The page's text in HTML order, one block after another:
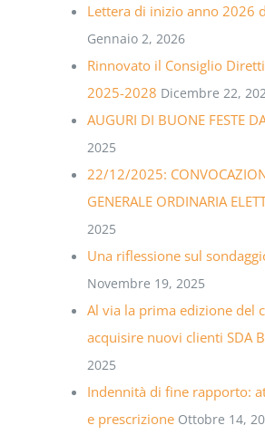
Lettera di inizio anno 2026
Gennaio 2, 2026
Rinnovato il Consiglio
2025-2028 Dicembre 22,
AUGURI DI BUONE FESTE
2025
22/12/2025:
GENERALE ORDINARIA
2025
Una riflessione sul
Novembre 19, 2025
Al via la prima edizione del
acquisire nuovi clienti SDA
2025
Indennità di fine rapporto:
e prescrizione Ottobre 14,